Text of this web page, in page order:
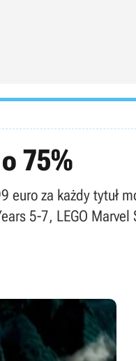
75%
za każdy tytuł
5-7, LEGO